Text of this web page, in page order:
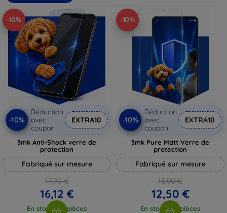
-10%
-10%
Réduction
avec
coupon
EXTRA10
3mk Anti-Shock verre de
protection
Fabriqué sur mesure
17,90 €
16,12 €
En stock > 5 pièces
-10%
-10%
Réduction
avec
coupon
EXTRA10
3mk Pure Matt Verre de
protection
Fabriqué sur mesure
13,90 €
12,50 €
En stock > 5 pièces